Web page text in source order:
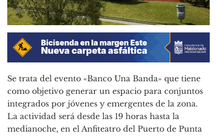
Se trata del evento «Banco Una Banda» que tiene
como objetivo generar un espacio para conjuntos
integrados por jóvenes y emergentes de la zona.
La actividad será desde las 19 horas hasta la
medianoche, en el Anfiteatro del Puerto de Punta